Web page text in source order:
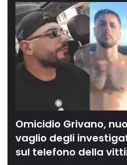
Omicidio Grivano,
vaglio degli
sul telefono della